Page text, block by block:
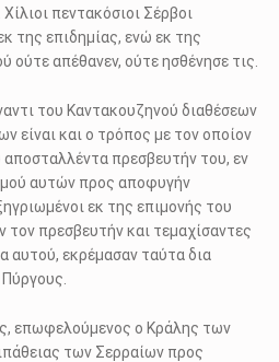
πεντακόσιοι Σέρβοι
της επιδημίας, ενώ εκ της
ούτε απέθανεν, ούτε ησθένησε τις.
του Καντακουζηνού διαθέσεων
είναι και ο τρόπος με τον οποίον
πρεσβευτήν του, εν
αυτών προς αποφυγήν
εκ της επιμονής του
πρεσβευτήν και τεμαχίσαντες
αυτού, εκρέμασαν ταύτα δια
επωφελούμενος ο Κράλης των
των Σερραίων προς